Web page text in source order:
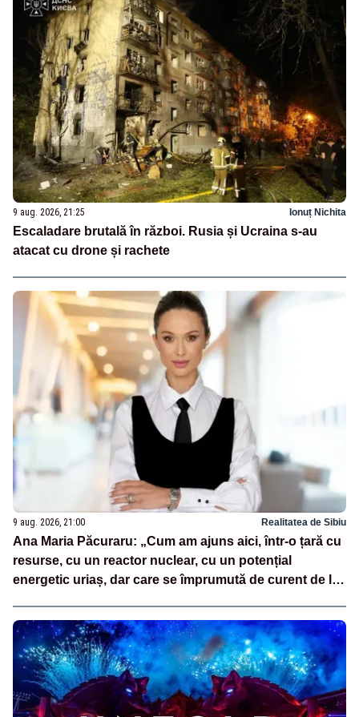
9 aug. 2026, 21:25 Ionuț Nichita
Escaladare brutală în război. Rusia și Ucraina s-au
atacat cu drone și rachete
9 aug. 2026, 21:00 Realitatea de Sibiu
Ana Maria Păcuraru: „Cum am ajuns aici, într-o țară cu
resurse, cu un reactor nuclear, cu un potențial
energetic uriaș, dar care se împrumută de curent de la